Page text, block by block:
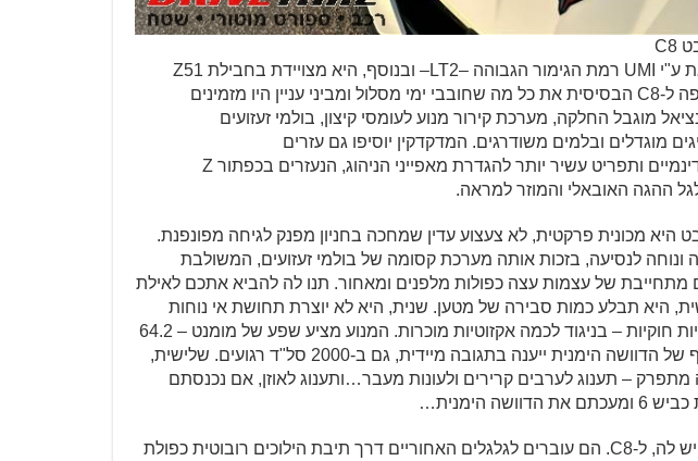
לקורבט המיובאת ע"י UMI רמת הגימור הגבוהה –LT2– ובנוסף, היא מצויידת בחבילת Z51
החיונית, שמוסיפה ל-C8 הבסיסית את כל מה שחובבי ימי מסלול ומביני עניין היו מזמינים
מוגבל החלקה, מערכת קירור מנוע לעומסי קיצון, בולמי זעזועים
מוגדלים ובלמים משודרגים. המדקדקין יוסיפו גם עזרים
קוסמטיים/אוירודינמיים ותפריט עשיר יותר להגדרת מאפייני הניהוג, הנעזרים בכפתור Z
ההגה האובאלי והמוזר למראה.
היא מכונית פרקטית, לא צעצוע עדין שמחכה בחניון מפנק לגיחה מפונפנת.
ונוחה לנסיעה, בזכות אותה מערכת קסומה של בולמי זעזועים, המשולבת
של עצמות עצה כפולות מלפנים ומאחור. תנו לה להביא אתכם לאילת
היא תבלע כמות סבירה של מטען. שנית, היא לא יוצרת תחושת אי נוחות
בנסיעה במהירויות חוקיות – בניגוד לכמה אקזוטיות מוכרות. המנוע מציע שפע של מומנט – 64.2
קג"מ – וכל ליטוף של הדוושה הימנית ייענה בתגובה מיידית, גם ב-2000 סל"ד רגועים. שלישית,
– תענוג לערבים קרירים ולעונות מעבר…ותענוג לאוזן, אם נכנסתם
הימנית…
490 כוחות סוס יש לה, ל-C8. הם עוברים לגלגלים האחוריים דרך תיבת הילוכים רובוטית כפולת